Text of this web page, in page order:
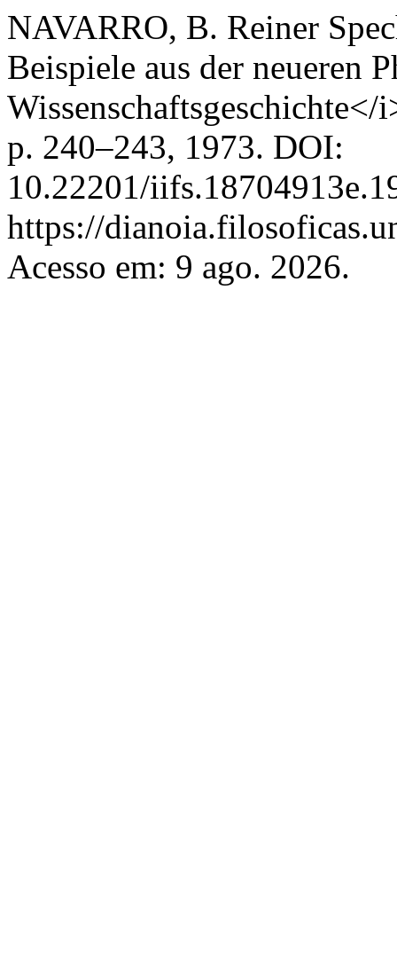
NAVARRO, B. Reiner
Beispiele aus der neueren
p. 240–243, 1973. DOI:
10.22201/
https://
Acesso em: 9 ago. 2026.